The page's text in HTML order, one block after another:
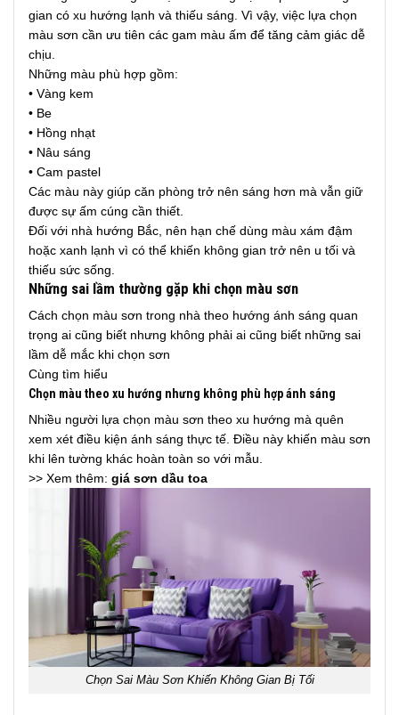
gian có xu hướng lạnh và thiếu sáng. Vì vậy, việc lựa chọn
màu sơn cần ưu tiên các gam màu ấm để tăng cảm giác dễ
chịu.
Những màu phù hợp gồm:
• Vàng kem
• Be
• Hồng nhạt
• Nâu sáng
• Cam pastel
Các màu này giúp căn phòng trở nên sáng hơn mà vẫn giữ
được sự ấm cúng cần thiết.
Đối với nhà hướng Bắc, nên hạn chế dùng màu xám đậm
hoặc xanh lạnh vì có thể khiến không gian trở nên u tối và
thiếu sức sống.
Những sai lầm thường gặp khi chọn màu sơn
Cách chọn màu sơn trong nhà theo hướng ánh sáng quan
trọng ai cũng biết nhưng không phải ai cũng biết những sai
lầm dễ mắc khi chọn sơn
Cùng tìm hiểu
Chọn màu theo xu hướng nhưng không phù hợp ánh sáng
Nhiều người lựa chọn màu sơn theo xu hướng mà quên
xem xét điều kiện ánh sáng thực tế. Điều này khiến màu sơn
khi lên tường khác hoàn toàn so với mẫu.
>> Xem thêm: giá sơn dầu toa
Chọn Sai Màu Sơn Khiến Không Gian Bị Tối